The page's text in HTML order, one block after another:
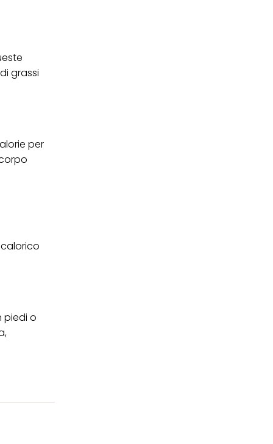
grassi
per
piedi o